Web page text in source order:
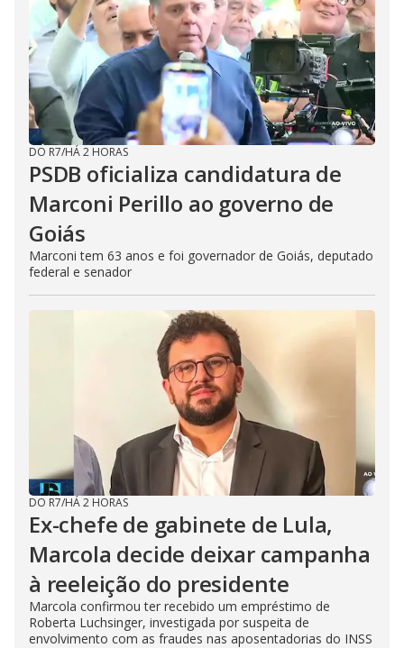
DO R7/HÁ 2 HORAS
PSDB oficializa candidatura de
Marconi Perillo ao governo de
Goiás
Marconi tem 63 anos e foi governador de Goiás, deputado
federal e senador
DO R7/HÁ 2 HORAS
Ex-chefe de gabinete de Lula,
Marcola decide deixar campanha
à reeleição do presidente
Marcola confirmou ter recebido um empréstimo de
Roberta Luchsinger, investigada por suspeita de
envolvimento com as fraudes nas aposentadorias do INSS